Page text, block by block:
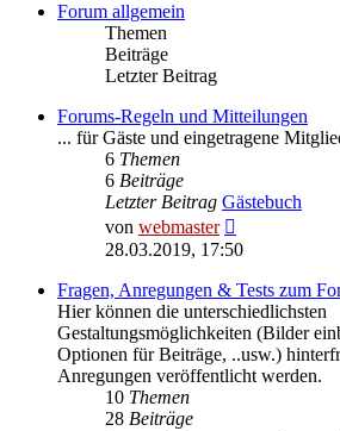
Forum allgemein
Themen
Beiträge
Letzter Beitrag
Forums-Regeln und Mitteilungen
... für Gäste und eingetragene
6 Themen
6 Beiträge
Letzter Beitrag Gästebuch
von webmaster
Beitrag
28.03.2019, 17:50
Fragen, Anregungen & Tests zum
Hier können die unterschiedlichsten
Gestaltungsmöglichkeiten (Bilder
Optionen für Beiträge, ..usw.)
Anregungen veröffentlicht werden.
10 Themen
28 Beiträge